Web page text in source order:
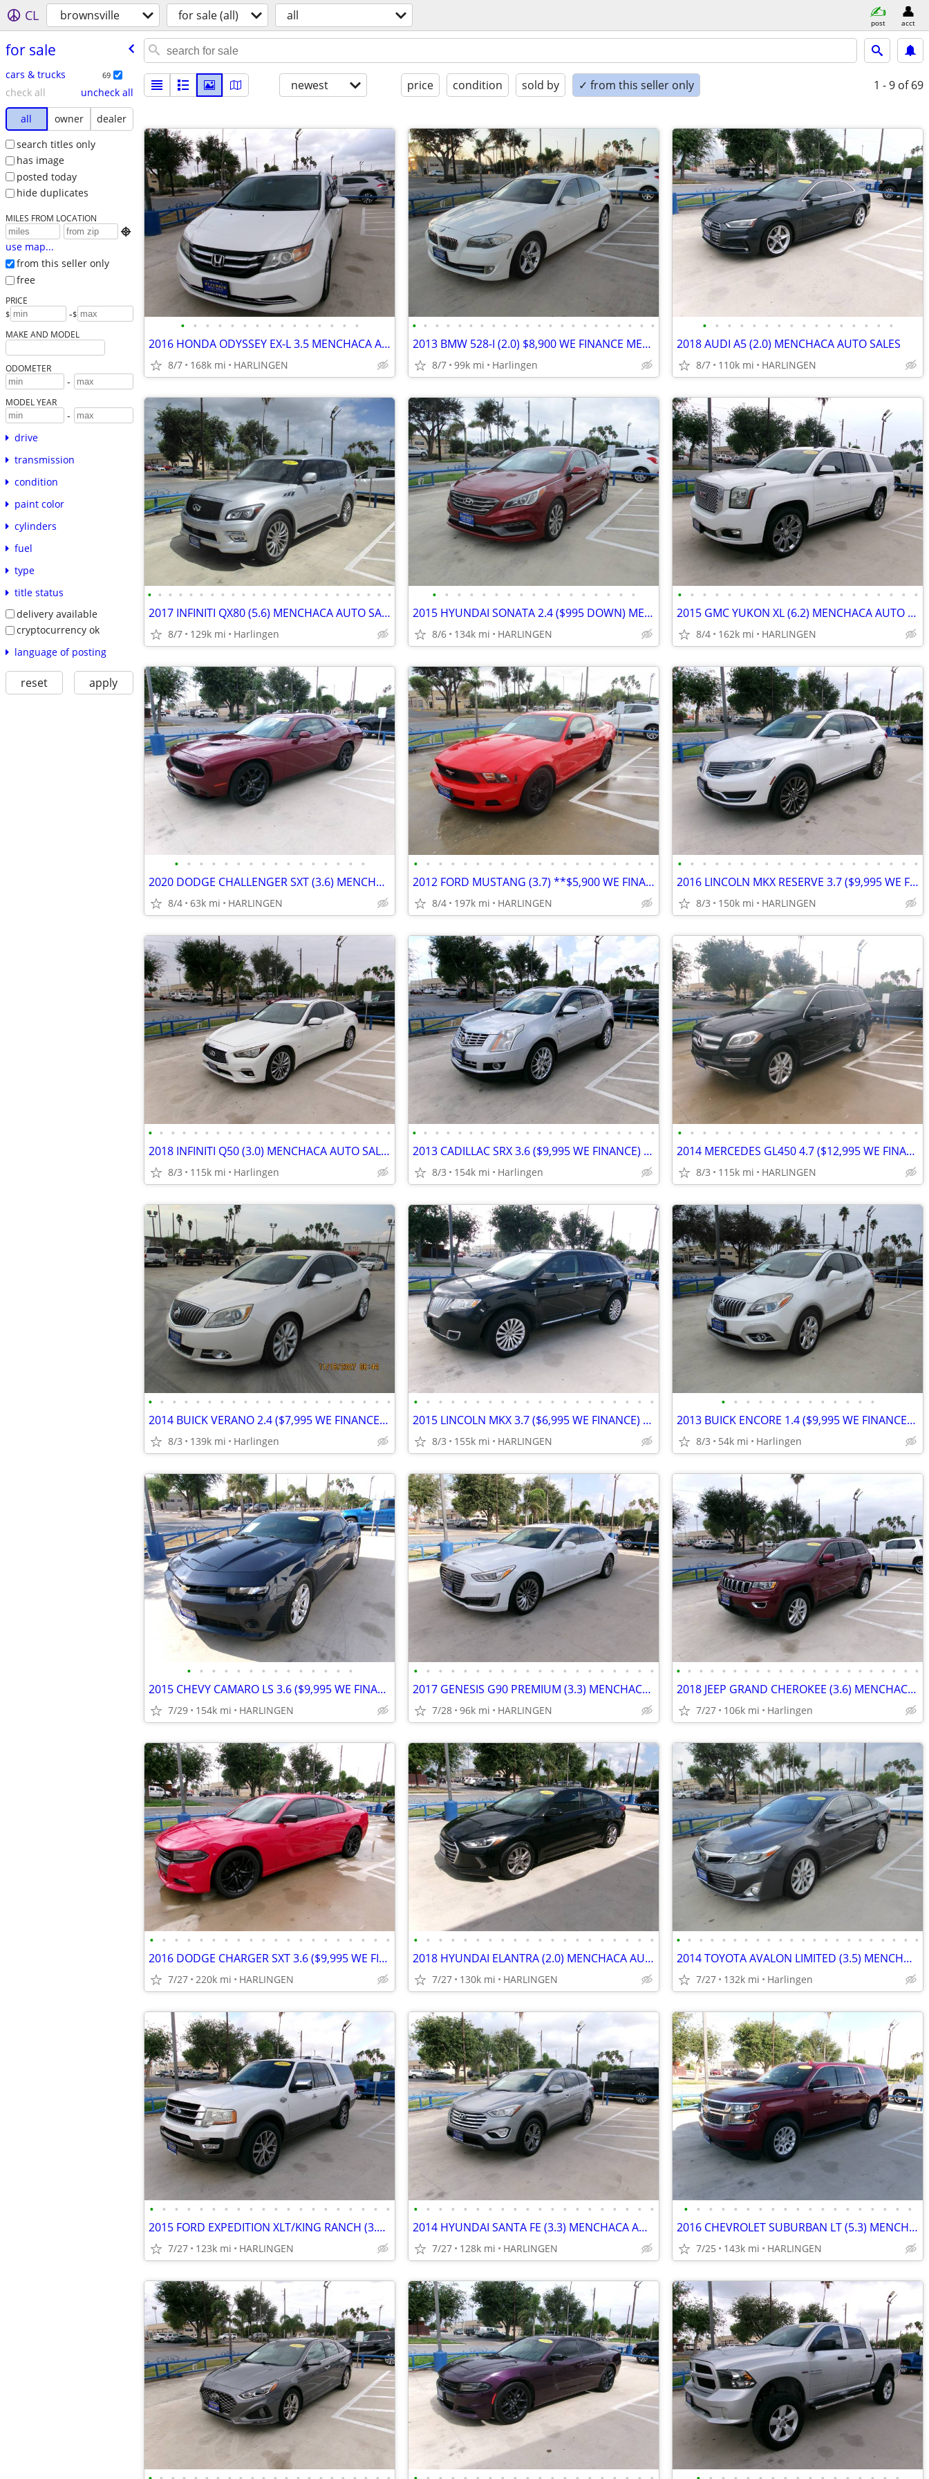
CL brownsville for sale (all) all post acct
for sale
cars & trucks 69
check all
uncheck all
all
owner
dealer
search titles only
has image
posted today
hide duplicates
MILES FROM LOCATION

use map...
from this seller only
free
PRICE
$ -$
MAKE AND MODEL
ODOMETER
-
MODEL YEAR
-
drive
transmission
condition
paint color
cylinders
fuel
type
title status
delivery available
cryptocurrency ok
language of posting
reset apply
newest price condition sold by ✓ from this seller only 1 - 9 of 69
• • • • • • • • • • • • • • •
2016 HONDA ODYSSEY EX-L 3.5 MENCHACA AUTO SALES
8/7 168k mi HARLINGEN
• • • • • • • • • • • • • • • • • • • • • •
2013 BMW 528-I (2.0) $8,900 WE FINANCE MENCHACA AUTO SALES
8/7 99k mi Harlingen
• • • • • • • • • • • • • • • •
2018 AUDI A5 (2.0) MENCHACA AUTO SALES
8/7 110k mi HARLINGEN
• • • • • • • • • • • • • • • • • • • • • • • •
2017 INFINITI QX80 (5.6) MENCHACA AUTO SALES
8/7 129k mi Harlingen
• • • • • • • • • • • • • • • • •
2015 HYUNDAI SONATA 2.4 ($995 DOWN) MENCHACA AUTO SALES
8/6 134k mi HARLINGEN
• • • • • • • • • • • • • • • • • • • •
2015 GMC YUKON XL (6.2) MENCHACA AUTO SALES
8/4 162k mi HARLINGEN
• • • • • • • • • • • • • • • •
2020 DODGE CHALLENGER SXT (3.6) MENCHACA AUTO SALES
8/4 63k mi HARLINGEN
• • • • • • • • • • • • • • • • • • • •
2012 FORD MUSTANG (3.7) **$5,900 WE FINANCE** MENCHACA AUTO SALES
8/4 197k mi HARLINGEN
• • • • • • • • • • • • • • • • • • • •
2016 LINCOLN MKX RESERVE 3.7 ($9,995 WE FINANCE) MENCHACA AUTO SALES
8/3 150k mi HARLINGEN
• • • • • • • • • • • • • • • • • • • • • •
2018 INFINITI Q50 (3.0) MENCHACA AUTO SALES
8/3 115k mi Harlingen
• • • • • • • • • • • • • • • • • • • • • •
2013 CADILLAC SRX 3.6 ($9,995 WE FINANCE) MENCHACA AUTO SALES
8/3 154k mi Harlingen
• • • • • • • • • • • • • • • • • • • •
2014 MERCEDES GL450 4.7 ($12,995 WE FINANCE) MENCHACA AUTO SALES
8/3 115k mi HARLINGEN
• • • • • • • • • • • • • • • • • • • • •
2014 BUICK VERANO 2.4 ($7,995 WE FINANCE) MENCHACA AUTO SALES
8/3 139k mi Harlingen
• • • • • • • • • • • • • • • • • • • •
2015 LINCOLN MKX 3.7 ($6,995 WE FINANCE) MENCHACA AUTO SALES
8/3 155k mi HARLINGEN
• • • • • • • • • • • • •
2013 BUICK ENCORE 1.4 ($9,995 WE FINANCE) MENCHACA AUTO SALES
8/3 54k mi Harlingen
• • • • • • • • • • • • • •
2015 CHEVY CAMARO LS 3.6 ($9,995 WE FINANCE) MENCHACA AUTO SALES
7/29 154k mi HARLINGEN
• • • • • • • • • • • • • • • • • • • •
2017 GENESIS G90 PREMIUM (3.3) MENCHACA AUTO SALES
7/28 96k mi HARLINGEN
• • • • • • • • • • • • • • • • • • • • • •
2018 JEEP GRAND CHEROKEE (3.6) MENCHACA AUTO SALES
7/27 106k mi Harlingen
• • • • • • • • • • • • • • • • • • • •
2016 DODGE CHARGER SXT 3.6 ($9,995 WE FINANCE) MENCHACA AUTO SALES
7/27 220k mi HARLINGEN
• • • • • • • • • • • • • • • • • • • •
2018 HYUNDAI ELANTRA (2.0) MENCHACA AUTO SALES
7/27 130k mi HARLINGEN
• • • • • • • • • • • • • • • • • • • • • •
2014 TOYOTA AVALON LIMITED (3.5) MENCHACA AUTO SALES
7/27 132k mi Harlingen
• • • • • • • • • • • • • • • • • • • •
2015 FORD EXPEDITION XLT/KING RANCH (3.5) MENCHACA AUTO SALES
7/27 123k mi HARLINGEN
• • • • • • • • • • • • • • • • • • • •
2014 HYUNDAI SANTA FE (3.3) MENCHACA AUTO SALES
7/27 128k mi HARLINGEN
• • • • • • • • • • • • • • • • • • •
2016 CHEVROLET SUBURBAN LT (5.3) MENCHACA AUTO SALES
7/25 143k mi HARLINGEN